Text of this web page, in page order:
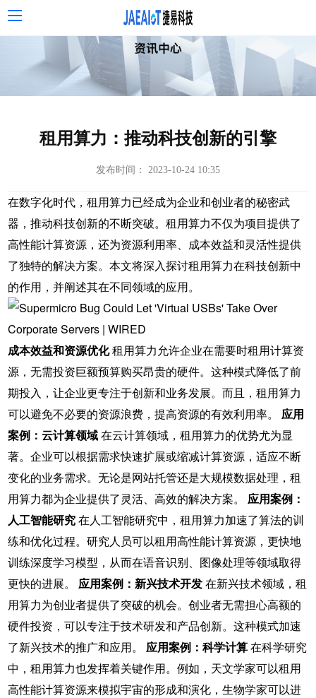
租用算力：推动科技创新的引擎
发布时间： 2023-10-24 10:35
在数字化时代，租用算力已经成为企业和创业者的秘密武
器，推动科技创新的不断突破。租用算力不仅为项目提供了
高性能计算资源，还为资源利用率、成本效益和灵活性提供
了独特的解决方案。本文将深入探讨租用算力在科技创新中
的作用，并阐述其在不同领域的应用。
成本效益和资源优化租用算力允许企业在需要时租用计算资
源，无需投资巨额预算购买昂贵的硬件。这种模式降低了前
期投入，让企业更专注于创新和业务发展。而且，租用算力
可以避免不必要的资源浪费，提高资源的有效利用率。 应用
案例：云计算领域在云计算领域，租用算力的优势尤为显
著。企业可以根据需求快速扩展或缩减计算资源，适应不断
变化的业务需求。无论是网站托管还是大规模数据处理，租
用算力都为企业提供了灵活、高效的解决方案。 应用案例：
人工智能研究在人工智能研究中，租用算力加速了算法的训
练和优化过程。研究人员可以租用高性能计算资源，更快地
训练深度学习模型，从而在语音识别、图像处理等领域取得
更快的进展。 应用案例：新兴技术开发在新兴技术领域，租
用算力为创业者提供了突破的机会。创业者无需担心高额的
硬件投资，可以专注于技术研发和产品创新。这种模式加速
了新兴技术的推广和应用。 应用案例：科学计算在科学研究
中，租用算力也发挥着关键作用。例如，天文学家可以租用
高性能计算资源来模拟宇宙的形成和演化，生物学家可以进